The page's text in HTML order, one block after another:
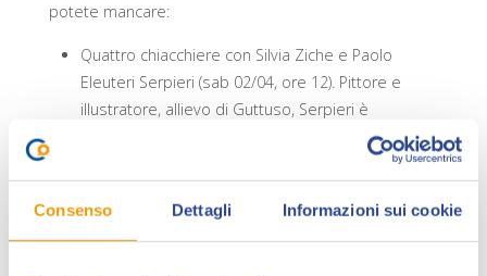
Consenso Dettagli Informazioni sui cookie
potete mancare:
Quattro chiacchiere con Silvia Ziche e Paolo
Eleuteri Serpieri (sab 02/04, ore 12). Pittore e
illustratore, allievo di Guttuso, Serpieri è
conosciuto a livello internazionale per capolavori
l’occasione sarà celebrato con il calco delle mani
per la Walk Of Fame.